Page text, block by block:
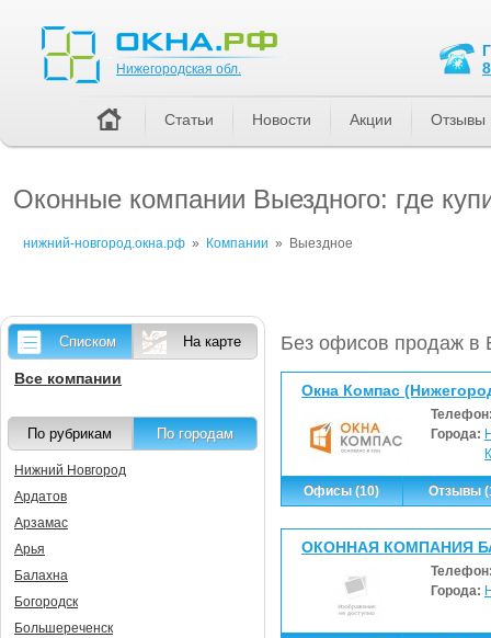
Оконные компании Выездного: где
нижний-новгород.окна.рф » Компании » Выездное
Без офисов продаж в
Окна Компас
Города:
Офисы (10) Отзывы
ОКОННАЯ КОМПАНИЯ
Города:
Списком На карте
Все компании
По рубрикам По городам
Нижний Новгород
Ардатов
Арзамас
Арья
Балахна
Богородск
Большереченск
Нижегородская обл.
Статьи Новости Акции Отзывы